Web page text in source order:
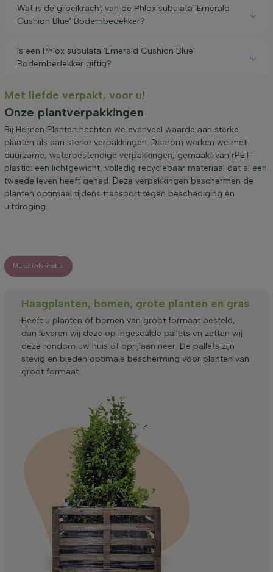
Wat is de groeikracht van de Phlox subulata 'Emerald
Cushion Blue' Bodembedekker?
Is een Phlox subulata 'Emerald Cushion Blue'
Bodembedekker giftig?
Met liefde verpakt, voor u!
Onze plantverpakkingen
Bij Heijnen Planten hechten we evenveel waarde aan sterke
planten als aan sterke verpakkingen. Daarom werken we met
duurzame, waterbestendige verpakkingen, gemaakt van rPET-
plastic: een lichtgewicht, volledig recyclebaar materiaal dat al een
tweede leven heeft gehad. Deze verpakkingen beschermen de
planten optimaal tijdens transport tegen beschadiging en
uitdroging.
Meer informatie
Haagplanten, bomen, grote planten en gras
Heeft u planten of bomen van groot formaat besteld,
dan leveren wij deze op ingesealde pallets en zetten wij
deze rondom uw huis of oprijlaan neer. De pallets zijn
stevig en bieden optimale bescherming voor planten van
groot formaat.